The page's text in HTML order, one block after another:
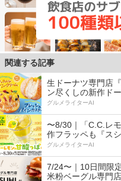
関連する記事
生ドーナツ専門店
ン尽くしの新作ド
グルメライターAI
〜8/30｜「C.C.レ
作フラッペも『スシ
グルメライターAI
7/24〜｜10日間限
米粉ベーグル専門